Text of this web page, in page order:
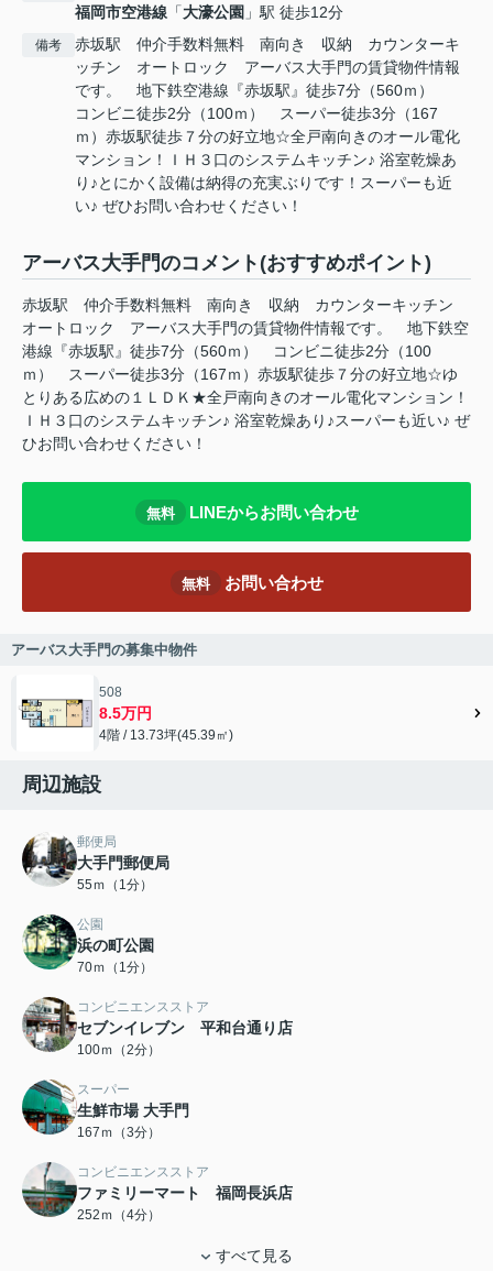
福岡市空港線 「大濠公園 」駅 徒歩12分
備考
赤坂駅 仲介手数料無料 南向き 収納 カウンターキ
ッチン オートロック アーバス大手門の賃貸物件情報
です。 地下鉄空港線『赤坂駅』徒歩7分（560ｍ）
コンビニ徒歩2分（100ｍ） スーパー徒歩3分（167
ｍ）赤坂駅徒歩７分の好立地☆全戸南向きのオール電化
マンション！ＩＨ３口のシステムキッチン♪ 浴室乾燥あ
り♪とにかく設備は納得の充実ぶりです！スーパーも近
い♪ ぜひお問い合わせください！
アーバス大手門のコメント(おすすめポイント)
赤坂駅 仲介手数料無料 南向き 収納 カウンターキッチン
オートロック アーバス大手門の賃貸物件情報です。 地下鉄空
港線『赤坂駅』徒歩7分（560ｍ） コンビニ徒歩2分（100
ｍ） スーパー徒歩3分（167ｍ）赤坂駅徒歩７分の好立地☆ゆ
とりある広めの１ＬＤＫ★全戸南向きのオール電化マンション！
ＩＨ３口のシステムキッチン♪ 浴室乾燥あり♪スーパーも近い♪ ぜ
ひお問い合わせください！
無料 LINEからお問い合わせ
無料 お問い合わせ
アーバス大手門の募集中物件
508
8.5万円
4階 / 13.73坪(45.39㎡)
周辺施設
郵便局
大手門郵便局
55ｍ（1分）
公園
浜の町公園
70ｍ（1分）
コンビニエンスストア
セブンイレブン 平和台通り店
100ｍ（2分）
スーパー
生鮮市場 大手門
167ｍ（3分）
コンビニエンスストア
ファミリーマート 福岡長浜店
252ｍ（4分）
すべて見る